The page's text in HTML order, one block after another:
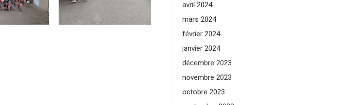
avril 2024
mars 2024
février 2024
janvier 2024
décembre 2023
novembre 2023
octobre 2023